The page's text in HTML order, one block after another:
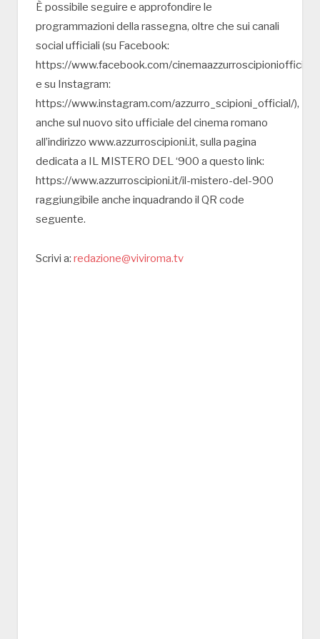
È possibile seguire e approfondire le
programmazioni della rassegna, oltre che sui canali
social ufficiali (su Facebook:
https://www.facebook.com/cinemaazzurroscipioniofficial
e su Instagram:
https://www.instagram.com/azzurro_scipioni_official/),
anche sul nuovo sito ufficiale del cinema romano
all’indirizzo www.azzurroscipioni.it, sulla pagina
dedicata a IL MISTERO DEL ‘900 a questo link:
https://www.azzurroscipioni.it/il-mistero-del-900
raggiungibile anche inquadrando il QR code
seguente.
Scrivi a: redazione@viviroma.tv